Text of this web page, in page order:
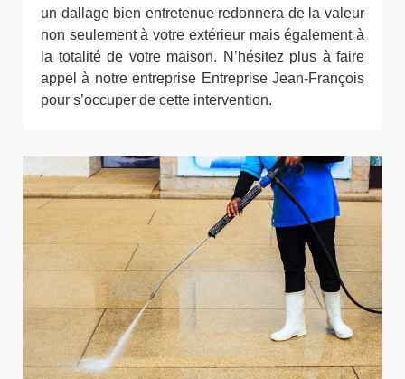
un dallage bien entretenue redonnera de la valeur
non seulement à votre extérieur mais également à
la totalité de votre maison. N’hésitez plus à faire
appel à notre entreprise Entreprise Jean-François
pour s’occuper de cette intervention.